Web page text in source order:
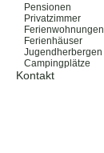
Pensionen
Privatzimmer
Ferienwohnungen
Ferienhäuser
Jugendherbergen
Campingplätze
Kontakt